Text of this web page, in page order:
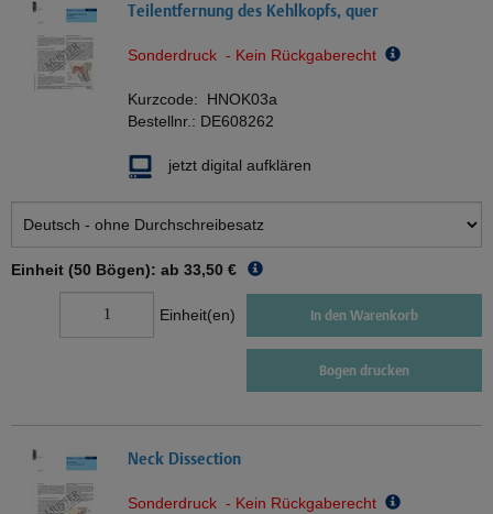
Teilentfernung des Kehlkopfs, quer
Sonderdruck - Kein Rückgaberecht
Kurzcode: HNOK03a
Bestellnr.: DE608262
jetzt digital aufklären
Einheit (50 Bögen): ab 33,50 €
Einheit(en) In den Warenkorb
Bogen drucken
Neck Dissection
Sonderdruck - Kein Rückgaberecht